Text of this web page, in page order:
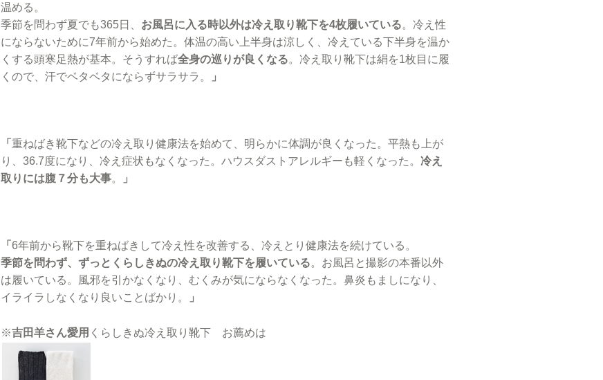
温める。
季節を問わず夏でも365日、 お風呂に入る時以外は冷え取り靴下を4枚履いている。冷え性
にならないために7年前から始めた。体温の高い上半身は涼しく、冷えている下半身を温か
くする頭寒足熱が基本。そうすれば全身の巡りが良くなる。冷え取り靴下は絹を1枚目に履
くので、汗でベタベタにならずサラサラ。
」
「 重ねばき靴下などの冷え取り健康法を始めて、明らかに体調が良くなった。平熱も上が
り、36.7度になり、冷え症状もなくなった。ハウスダストアレルギーも軽くなった。 冷え
取りには腹７分も大事。 」
「 6年前から靴下を重ねばきして冷え性を改善する、冷えとり健康法を続けている。
季節を問わず、ずっとくらしきぬの冷え取り靴下を履いている。お風呂と撮影の本番以外
は履いている。風邪を引かなくなり、むくみが気にならなくなった。鼻炎もましになり、
イライラしなくなり良いことばかり。
」
※吉田羊さん愛用 くらしきぬ冷え取り靴下 お薦めは